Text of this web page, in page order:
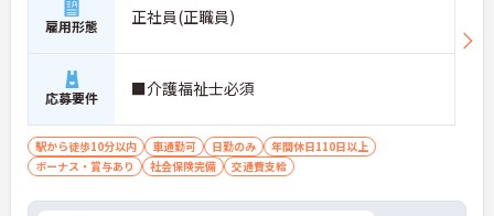
雇用形態 正社員(正職員)
応募要件 ■介護福祉士必須
駅から徒歩10分以内 車通勤可 日勤のみ
年間休日110日以上
ボーナス・賞与あり
社会保険完備 交通費支給